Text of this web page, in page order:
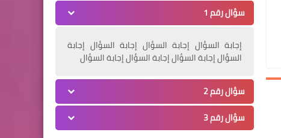
مصر، مقالات
محافظ الغربية يجوب شوارع
قطور سيرا على الأقدام
لمتابعة النظافة ورفع
الإشغالات
سؤال رقم 1
إجابة السؤال إجابة السؤال إجابة السؤال إجابة
السؤال إجابة السؤال إجابة السؤال إجابة السؤال
سؤال رقم 2
سؤال رقم 3